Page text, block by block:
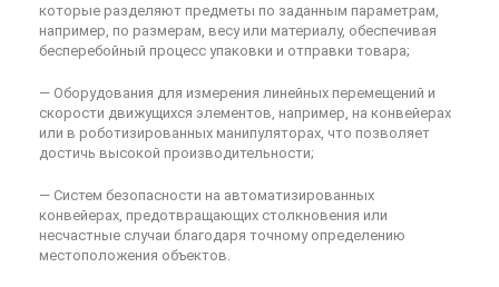
которые разделяют предметы по заданным параметрам,
например, по размерам, весу или материалу, обеспечивая
бесперебойный процесс упаковки и отправки товара;
— Оборудования для измерения линейных перемещений и
скорости движущихся элементов, например, на конвейерах
или в роботизированных манипуляторах, что позволяет
достичь высокой производительности;
— Систем безопасности на автоматизированных
конвейерах, предотвращающих столкновения или
несчастные случаи благодаря точному определению
местоположения объектов.